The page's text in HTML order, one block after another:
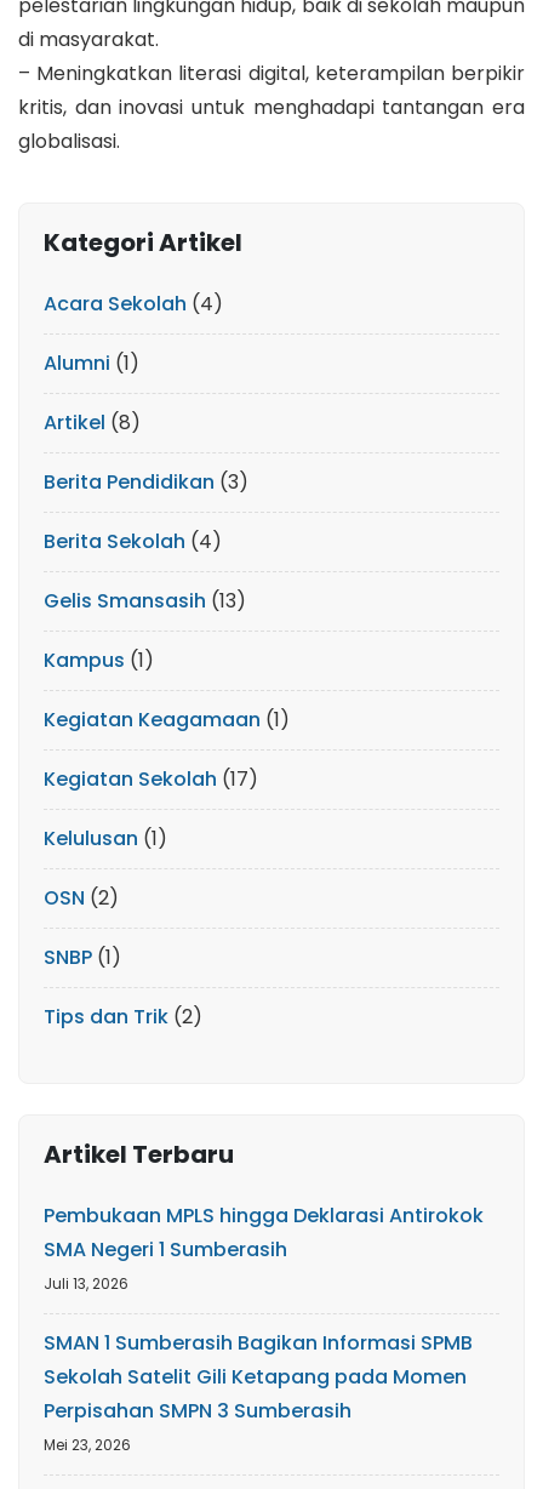
di masyarakat.
– Meningkatkan literasi digital, keterampilan berpikir
kritis, dan inovasi untuk menghadapi tantangan era
globalisasi.
Kategori Artikel
Acara Sekolah (4)
Alumni (1)
Artikel (8)
Berita Pendidikan (3)
Berita Sekolah (4)
Gelis Smansasih (13)
Kampus (1)
Kegiatan Keagamaan (1)
Kegiatan Sekolah (17)
Kelulusan (1)
OSN (2)
SNBP (1)
Tips dan Trik (2)
Artikel Terbaru
Pembukaan MPLS hingga Deklarasi Antirokok
SMA Negeri 1 Sumberasih
Juli 13, 2026
SMAN 1 Sumberasih Bagikan Informasi SPMB
Sekolah Satelit Gili Ketapang pada Momen
Perpisahan SMPN 3 Sumberasih
Mei 23, 2026